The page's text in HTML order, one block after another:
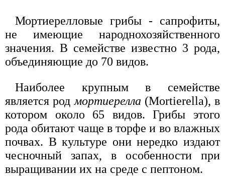
Мортиерелловые грибы - сапрофиты,
не имеющие народнохозяйственного
значения. В семействе известно 3 рода,
объединяющие до 70 видов.
Наиболее крупным в семействе
является родмортиерелла (Mortierella), в
котором около 65 видов. Грибы этого
рода обитают чаще в торфе и во влажных
почвах. В культуре они нередко издают
чесночный запах, в особенности при
выращивании их на среде с пептоном.